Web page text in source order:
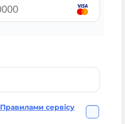
Правилами сервісу